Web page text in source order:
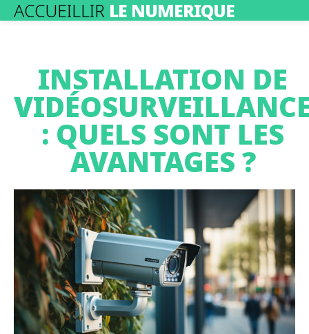
ACCUEILLIR LE NUMERIQUE
INSTALLATION DE
: QUELS SONT LES
AVANTAGES ?